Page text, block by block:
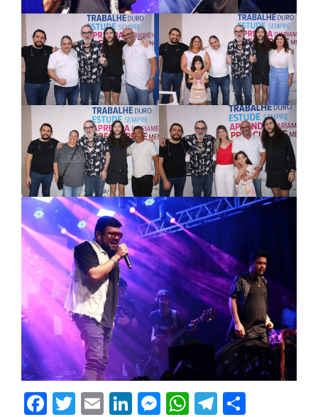
Facebook
Twitter
EmailLinkedIn
Messenger
WhatsApp
Telegram